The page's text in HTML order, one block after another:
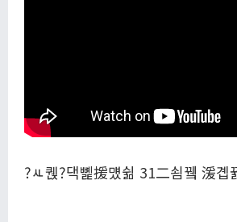
?ㅻ퀝?댁뼱援먰쉶 31二쇰뀈 湲곕